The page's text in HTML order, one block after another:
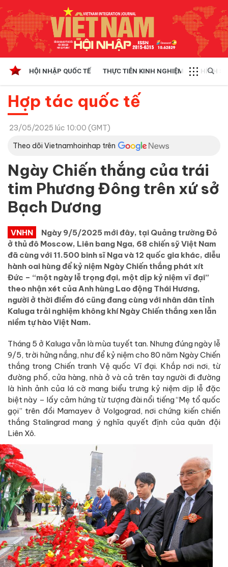
HỘI NHẬP QUỐC TẾ THỰC TIỄN KINH NGHIỆM CHÍNH
Hợp tác quốc tế
23/05/2025 lúc 10:00 (GMT)
Theo dõi Vietnamhoinhap trên
Ngày Chiến thắng của trái
tim Phương Đông trên xứ sở
Bạch Dương
VNHN
Ngày 9/5/2025 mới đây, tại Quảng trường Đỏ
ở thủ đô Moscow, Liên bang Nga, 68 chiến sỹ Việt Nam
đã cùng với 11.500 binh sĩ Nga và 12 quốc gia khác, diễu
hành oai hùng để kỷ niệm Ngày Chiến thắng phát xít
Đức – “một ngày lễ trọng đại, một dịp kỷ niệm vĩ đại”
theo nhận xét của Anh hùng Lao động Thái Hương,
người ở thời điểm đó cũng đang cùng với nhân dân tỉnh
Kaluga trải nghiệm không khí Ngày Chiến thắng xen lẫn
niềm tự hào Việt Nam.
Tháng 5 ở Kaluga vẫn là mùa tuyết tan. Nhưng đúng ngày lễ
9/5, trời hửng nắng, như để kỷ niệm cho 80 năm Ngày Chiến
thắng trong Chiến tranh Vệ quốc Vĩ đại. Khắp nơi nơi, từ
đường phố, cửa hàng, nhà ở và cả trên tay người đi đường
là hình ảnh của lá cờ mang biểu trưng kỷ niệm dịp lễ đặc
biệt này – lấy cảm hứng từ tượng đài nổi tiếng “Mẹ tổ quốc
gọi” trên đồi Mamayev ở Volgograd, nơi chứng kiến chiến
thắng Stalingrad mang ý nghĩa quyết định của quân đội
Liên Xô.